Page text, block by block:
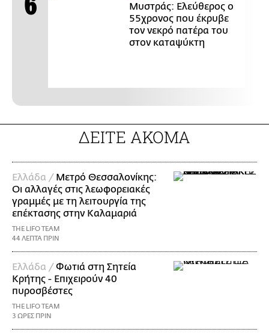
Μυστράς: Ελεύθερος ο
55χρονος που έκρυβε
τον νεκρό πατέρα του
στον καταψύκτη
ΔΕΙΤΕ ΑΚΟΜΑ
Ελλάδα / Μετρό Θεσσαλονίκης:
Οι αλλαγές στις λεωφορειακές
γραμμές με τη λειτουργία της
επέκτασης στην Καλαμαριά
THE LIFO TEAM
44 ΛΕΠΤΑ ΠΡΙΝ
Ελλάδα / Φωτιά στη Σητεία
Κρήτης - Επιχειρούν 40
πυροσβέστες
THE LIFO TEAM
3 ΩΡΕΣ ΠΡΙΝ